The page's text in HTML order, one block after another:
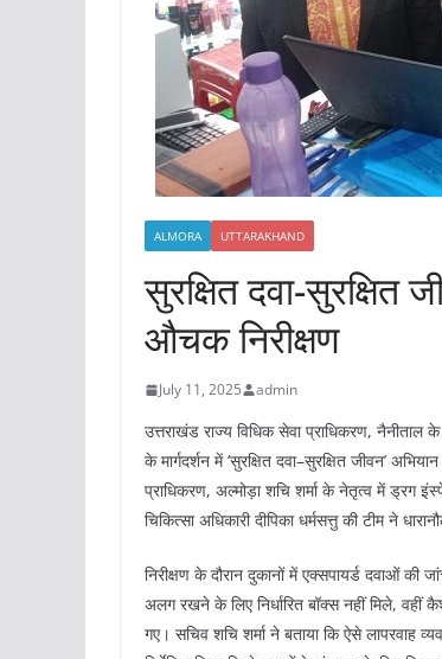
ALMORA UTTARAKHAND
सुरक्षित दवा-
औचक निरीक्षण
July 11, 2025 admin
उत्तराखंड राज्य विधिक सेवा प्राधिकरण, नैनीताल
के मार्गदर्शन में ‘सुरक्षित दवा–सुरक्षित जीवन’
प्राधिकरण, अल्मोड़ा शचि शर्मा के नेतृत्व में ड्रग
चिकित्सा अधिकारी दीपिका धर्मसत्तु की टीम ने
निरीक्षण के दौरान दुकानों में एक्सपायर्ड दवाओं
अलग रखने के लिए निर्धारित बॉक्स नहीं मिले,
गए। सचिव शचि शर्मा ने बताया कि ऐसे लापरवाह